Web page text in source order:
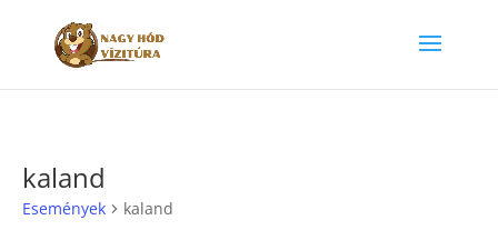
kaland
Események kaland